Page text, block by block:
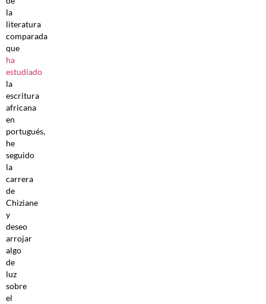
la
literatura
comparada
que
ha
estudiado
la
escritura
africana
en
portugués,
he
seguido
la
carrera
de
Chiziane
y
deseo
arrojar
algo
de
luz
sobre
el